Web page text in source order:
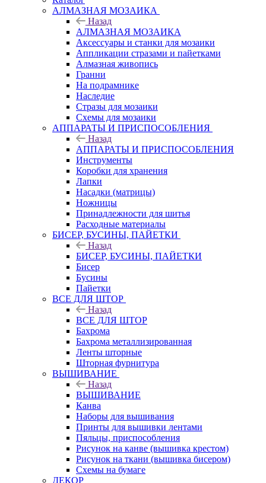
АЛМАЗНАЯ МОЗАИКА
Назад
АЛМАЗНАЯ МОЗАИКА
Аксессуары и станки для мозаики
Аппликации стразами и пайетками
Алмазная живопись
Гранни
На подрамнике
Наследие
Стразы для мозаики
Схемы для мозаики
АППАРАТЫ И ПРИСПОСОБЛЕНИЯ
Назад
АППАРАТЫ И ПРИСПОСОБЛЕНИЯ
Инструменты
Коробки для хранения
Лапки
Насадки (матрицы)
Ножницы
Принадлежности для шитья
Расходные материалы
БИСЕР, БУСИНЫ, ПАЙЕТКИ
Назад
БИСЕР, БУСИНЫ, ПАЙЕТКИ
Бисер
Бусины
Пайетки
ВСЕ ДЛЯ ШТОР
Назад
ВСЕ ДЛЯ ШТОР
Бахрома
Бахрома металлизированная
Ленты шторные
Шторная фурнитура
ВЫШИВАНИЕ
Назад
ВЫШИВАНИЕ
Канва
Наборы для вышивания
Принты для вышивки лентами
Пяльцы, приспособления
Рисунок на канве (вышивка крестом)
Рисунок на ткани (вышивка бисером)
Схемы на бумаге
ДЕКОР